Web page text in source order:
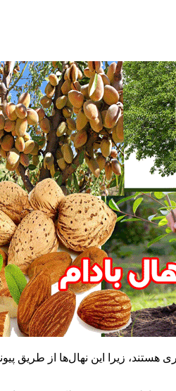
زیرا این نهال‌ها از طریق